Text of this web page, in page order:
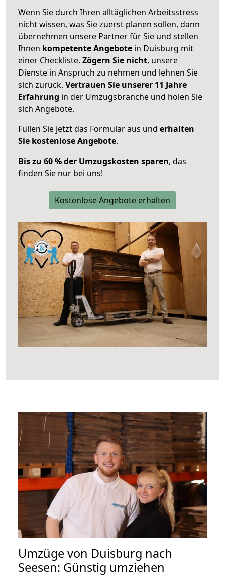
Wenn Sie durch Ihren alltäglichen Arbeitsstress
nicht wissen, was Sie zuerst planen sollen, dann
übernehmen unsere Partner für Sie und stellen
Ihnen kompetente Angebote in Duisburg mit
einer Checkliste. Zögern Sie nicht, unsere
Dienste in Anspruch zu nehmen und lehnen Sie
sich zurück. Vertrauen Sie unserer 11 Jahre
Erfahrung in der Umzugsbranche und holen Sie
sich Angebote.
Füllen Sie jetzt das Formular aus und erhalten
Sie kostenlose Angebote.
Bis zu 60 % der Umzugskosten sparen, das
finden Sie nur bei uns!
Kostenlose Angebote erhalten
Umzüge von Duisburg nach
Seesen: Günstig umziehen